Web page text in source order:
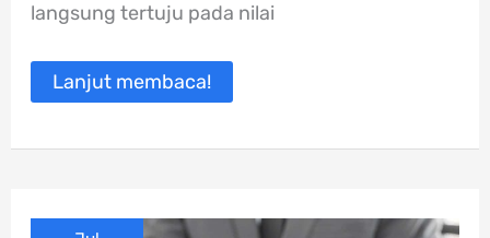
langsung tertuju pada nilai
Contohnya
Lanjut membaca!